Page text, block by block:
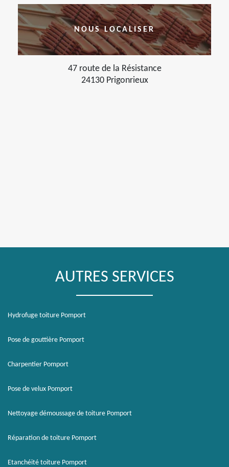
NOUS LOCALISER
47 route de la Résistance
24130 Prigonrieux
AUTRES SERVICES
Hydrofuge toiture Pomport
Pose de gouttière Pomport
Charpentier Pomport
Pose de velux Pomport
Nettoyage démoussage de toiture Pomport
Réparation de toiture Pomport
Etanchéité toiture Pomport